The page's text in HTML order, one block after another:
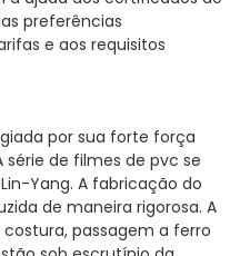
preferências
e aos requisitos
por sua forte força
série de filmes de pvc se
Yang. A fabricação do
de maneira rigorosa. A
passagem a ferro